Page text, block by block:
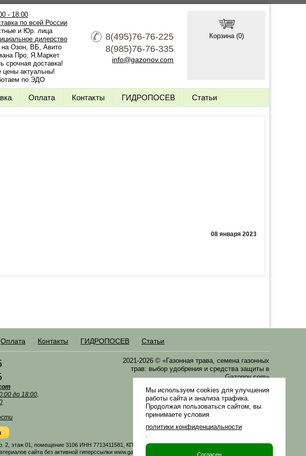
- 18:00
по всей России
и Юр. лица
дилерство
Озон, ВБ, Авито
Про, Я.Маркет
срочная доставка!
цены актуальны!
по ЭДО
8(495)76-76-225
8(985)76-76-335
info@gazonov.com
Корзина (0)
Оплата Контакты ГИДРОПОСЕВ Статьи
08 января 2023
Оплата Контакты ГИДРОПОСЕВ Статьи
2021-2026 © «Газонная трава, семена газонных
трав: выбор удобрения и средства защиты в
Gazonov.com»
Филиалы ТК РФ
до 18:00,
этаж 01, помещение 3106 ИНН 7713411581, КПП 771301001 ОГРН 1167746161219. Все материалы
сайта без активной гиперссылки www.gazonov.com. Данный сайт и его содержимое носит
Мы используем cookies для улучшения
работы сайта и анализа трафика.
Продолжая пользоваться сайтом, вы
принимаете условия
политики конфиденциальности
.
Согласен